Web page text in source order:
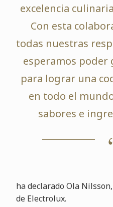
excelencia
Con esta
todas nuestras
esperamos poder
para lograr una
en todo el
sabores e
ha declarado Ola
de Electrolux.